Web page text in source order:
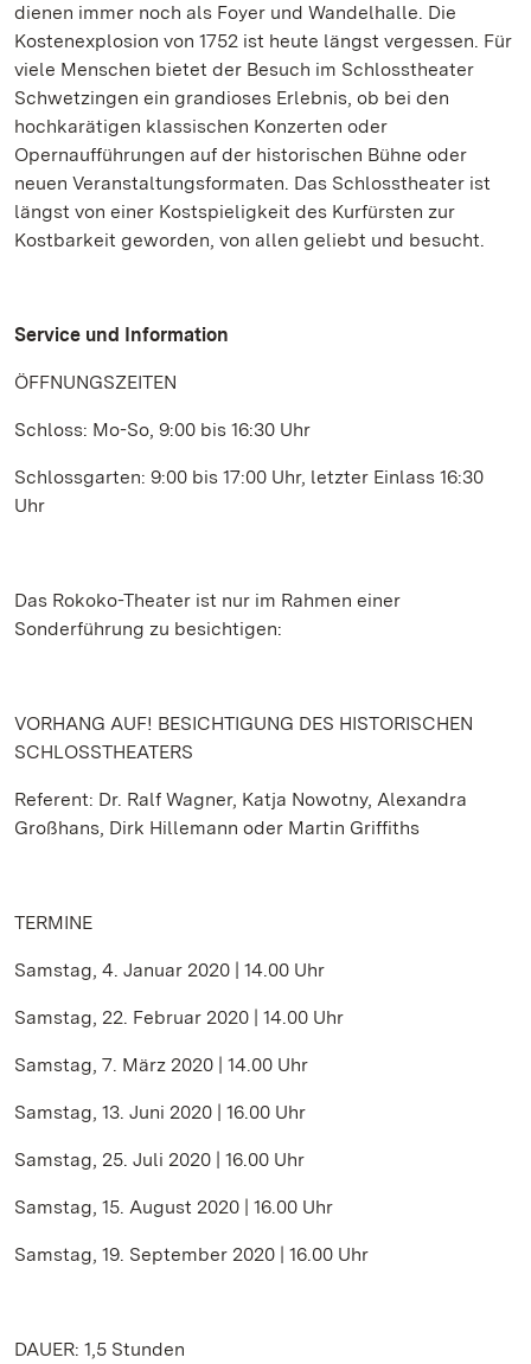
dienen immer noch als Foyer und Wandelhalle. Die
Kostenexplosion von 1752 ist heute längst vergessen. Für
viele Menschen bietet der Besuch im Schlosstheater
Schwetzingen ein grandioses Erlebnis, ob bei den
hochkarätigen klassischen Konzerten oder
Opernaufführungen auf der historischen Bühne oder
neuen Veranstaltungsformaten. Das Schlosstheater ist
längst von einer Kostspieligkeit des Kurfürsten zur
Kostbarkeit geworden, von allen geliebt und besucht.
Service und Information
ÖFFNUNGSZEITEN
Schloss: Mo-So, 9:00 bis 16:30 Uhr
Schlossgarten: 9:00 bis 17:00 Uhr, letzter Einlass 16:30
Uhr
Das Rokoko-Theater ist nur im Rahmen einer
Sonderführung zu besichtigen:
VORHANG AUF! BESICHTIGUNG DES HISTORISCHEN
SCHLOSSTHEATERS
Referent: Dr. Ralf Wagner, Katja Nowotny, Alexandra
Großhans, Dirk Hillemann oder Martin Griffiths
TERMINE
Samstag, 4. Januar 2020 | 14.00 Uhr
Samstag, 22. Februar 2020 | 14.00 Uhr
Samstag, 7. März 2020 | 14.00 Uhr
Samstag, 13. Juni 2020 | 16.00 Uhr
Samstag, 25. Juli 2020 | 16.00 Uhr
Samstag, 15. August 2020 | 16.00 Uhr
Samstag, 19. September 2020 | 16.00 Uhr
DAUER: 1,5 Stunden